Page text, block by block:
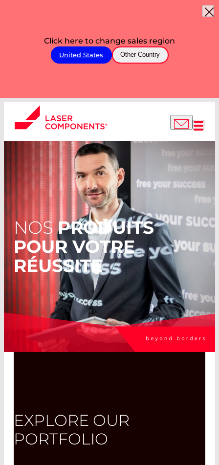
Click here to change sales region
United States Other Country
NOSPRODUITS
POUR VOTRE
RÉUSSITE
EXPLORE OUR
PORTFOLIO